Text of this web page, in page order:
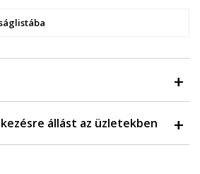
állást az üzletekben